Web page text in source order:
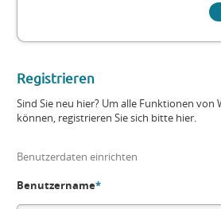
Registrieren
Sind Sie neu hier? Um alle Funktionen von
können, registrieren Sie sich bitte hier.
Benutzerdaten einrichten
Benutzername*